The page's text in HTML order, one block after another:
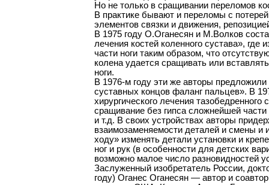
Но не только в сращивании переломов
В практике бывают и переломы с
элементов связки и движения,
В 1975 году О.Оганесян и М.Волков
лечения костей коленного сустава»,
части ноги таким образом, что
колена удается сращивать или
ноги.
В 1976-м году эти же авторы
суставных концов фаланг пальцев». В
хирургического лечения
сращивание без гипса сложнейшей
и т.д. В своих устройствах авторы
взаимозаменяемости деталей и смены и
ходу» изменять детали установки и
ног и рук (в особенности для детских
возможно малое число разновидностей
Заслуженный изобретатель России,
году) Оганес Оганесян — автор и